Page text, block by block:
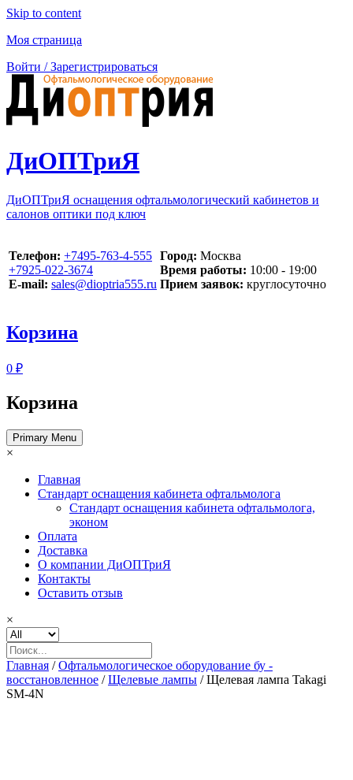
Skip to content
Моя страница
Войти / Зарегистрироваться
ДиОПТриЯ
ДиОПТриЯ оснащения офтальмологический кабинетов и
салонов оптики под ключ
Телефон: ‪+7495-763-4-555‬
‪+7925-022-3674‬
E-mail: sales@dioptria555.ru
Город: Москва
Время работы: 10:00 - 19:00
Прием заявок: круглосуточно
Корзина
0 ₽
Корзина
Primary Menu
×
Главная
Стандарт оснащения кабинета офтальмолога
Стандарт оснащения кабинета офтальмолога,
эконом
Оплата
Доставка
О компании ДиОПТриЯ
Контакты
Оставить отзыв
×
Главная /Офтальмологическое оборудование бу -
восстановленное /Щелевые лампы / Щелевая лампа Takagi
SM-4N